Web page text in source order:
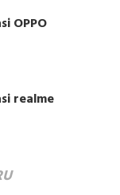
OPPO
realme